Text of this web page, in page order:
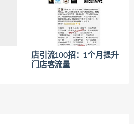
店引流100招：1个月提升
门店客流量